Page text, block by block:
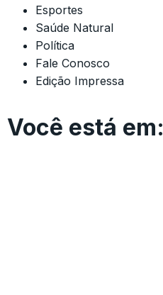
Esportes
Saúde Natural
Política
Fale Conosco
Edição Impressa
Você está em: